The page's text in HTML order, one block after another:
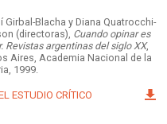
Girbal-Blacha y Diana Quatrocchi-
(directoras), Cuando opinar es
Revistas argentinas del siglo XX,
Aires, Academia Nacional de la
1999.
EL ESTUDIO CRÍTICO